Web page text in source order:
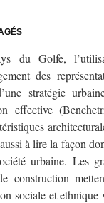
du Golfe,
des
stratégie
effective
à lire la façon
urbaine. Les
construction
sociale et ethnique